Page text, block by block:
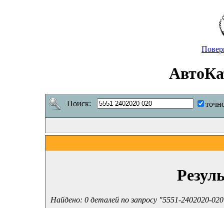
Поиск:
Найдено: 0 деталей по запросу "5551-2402020-